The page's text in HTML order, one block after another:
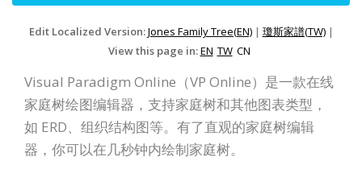
Edit Localized Version:Jones Family Tree(EN)| 瓊斯家譜(TW)|
View this page in:EN TW CN
Visual Paradigm Online（VP Online）是一款在线
家庭树绘图编辑器，支持家庭树和其他图表类型，
如 ERD、组织结构图等。有了直观的家庭树编辑
器，你可以在几秒钟内绘制家庭树。